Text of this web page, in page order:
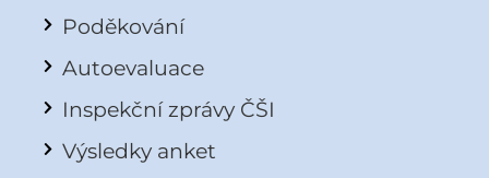
Poděkování
Autoevaluace
Inspekční zprávy ČŠI
Výsledky anket